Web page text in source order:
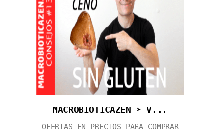
MACROBIOTICAZEN ➤ V...
OFERTAS EN PRECIOS PARA COMPRAR